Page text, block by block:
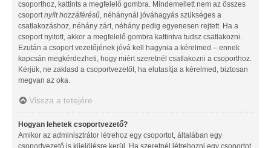
csoporthoz, kattints a megfelelő gombra. Mindemellett nem az összes
csoport nyílt hozzáférésű , néhánynál jóváhagyás szükséges a
csatlakozáshoz, néhány zárt, néhány pedig egyenesen rejtett. Ha a
csoport nyitott, akkor a megfelelő gombra kattintva tudsz csatlakozni.
Ezután a csoport vezetőjének jóvá kell hagynia a kérelmed – ennek
kapcsán megkérdezheti, hogy miért szeretnél csatlakozni a csoporthoz.
Kérjük, ne zaklasd a csoportvezetőt, ha elutasítja a kérelmed, biztosan
megvan az oka.
Vissza a tetejére
Hogyan lehetek csoportvezető?
Amikor az adminisztrátor létrehoz egy csoportot, általában egy
csoportvezető is kijelölésre kerül. Ha szeretnél létrehozni egy csoportot,